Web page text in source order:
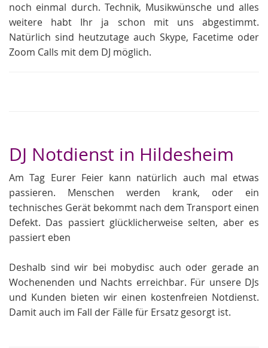
noch einmal durch. Technik, Musikwünsche und alles
weitere habt Ihr ja schon mit uns abgestimmt.
Natürlich sind heutzutage auch Skype, Facetime oder
Zoom Calls mit dem DJ möglich.
DJ Notdienst in Hildesheim
Am Tag Eurer Feier kann natürlich auch mal etwas
passieren. Menschen werden krank, oder ein
technisches Gerät bekommt nach dem Transport einen
Defekt. Das passiert glücklicherweise selten, aber es
passiert eben
Deshalb sind wir bei mobydisc auch oder gerade an
Wochenenden und Nachts erreichbar. Für unsere DJs
und Kunden bieten wir einen kostenfreien Notdienst.
Damit auch im Fall der Fälle für Ersatz gesorgt ist.